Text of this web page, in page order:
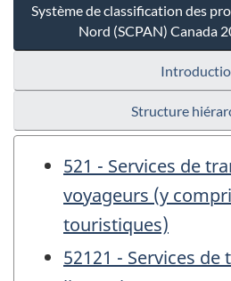
Système de classification des
Nord (SCPAN) Canada
Structure
521 - Services de
voyageurs (y
touristiques)
52121 - Services de